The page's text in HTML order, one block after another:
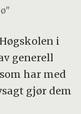
i
generell
har med
gjør dem